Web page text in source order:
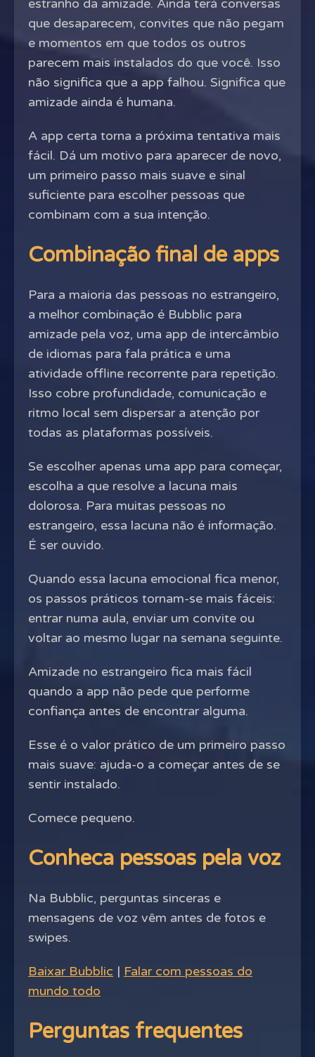
estranho da amizade. Ainda terá conversas
que desaparecem, convites que não pegam
e momentos em que todos os outros
parecem mais instalados do que você. Isso
não significa que a app falhou. Significa que
amizade ainda é humana.
A app certa torna a próxima tentativa mais
fácil. Dá um motivo para aparecer de novo,
um primeiro passo mais suave e sinal
suficiente para escolher pessoas que
combinam com a sua intenção.
Combinação final de apps
Para a maioria das pessoas no estrangeiro,
a melhor combinação é Bubblic para
amizade pela voz, uma app de intercâmbio
de idiomas para fala prática e uma
atividade offline recorrente para repetição.
Isso cobre profundidade, comunicação e
ritmo local sem dispersar a atenção por
todas as plataformas possíveis.
Se escolher apenas uma app para começar,
escolha a que resolve a lacuna mais
dolorosa. Para muitas pessoas no
estrangeiro, essa lacuna não é informação.
É ser ouvido.
Quando essa lacuna emocional fica menor,
os passos práticos tornam-se mais fáceis:
entrar numa aula, enviar um convite ou
voltar ao mesmo lugar na semana seguinte.
Amizade no estrangeiro fica mais fácil
quando a app não pede que performe
confiança antes de encontrar alguma.
Esse é o valor prático de um primeiro passo
mais suave: ajuda-o a começar antes de se
sentir instalado.
Comece pequeno.
Conheca pessoas pela voz
Na Bubblic, perguntas sinceras e
mensagens de voz vêm antes de fotos e
swipes.
Baixar Bubblic | Falar com pessoas do
mundo todo
Perguntas frequentes